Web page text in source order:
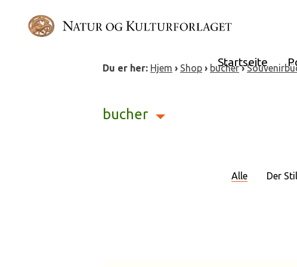
content
Startseite
Du er her: Hjem › Shop › bucher›
bucher
Alle Der